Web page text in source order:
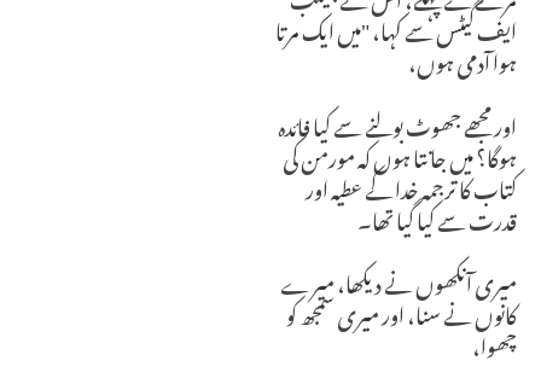
ایف گیٹس سے کہا، "میں ایک مرتا
ہوا آدمی ہوں،
اور مجھے جھوٹ بولنے سے کیا فائدہ
ہوگا؟ میں جانتا ہوں کہ مورمن کی
کتاب کا ترجمہ خدا کے عطیہ اور
قدرت سے کیا گیا تھا۔
میری آنکھوں نے دیکھا، میرے
کانوں نے سنا، اور میری سمجھ کو
چھوا،